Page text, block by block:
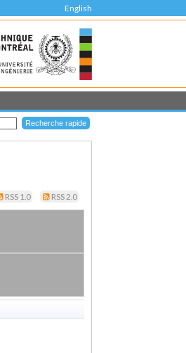
English
RSS 1.0 RSS 2.0